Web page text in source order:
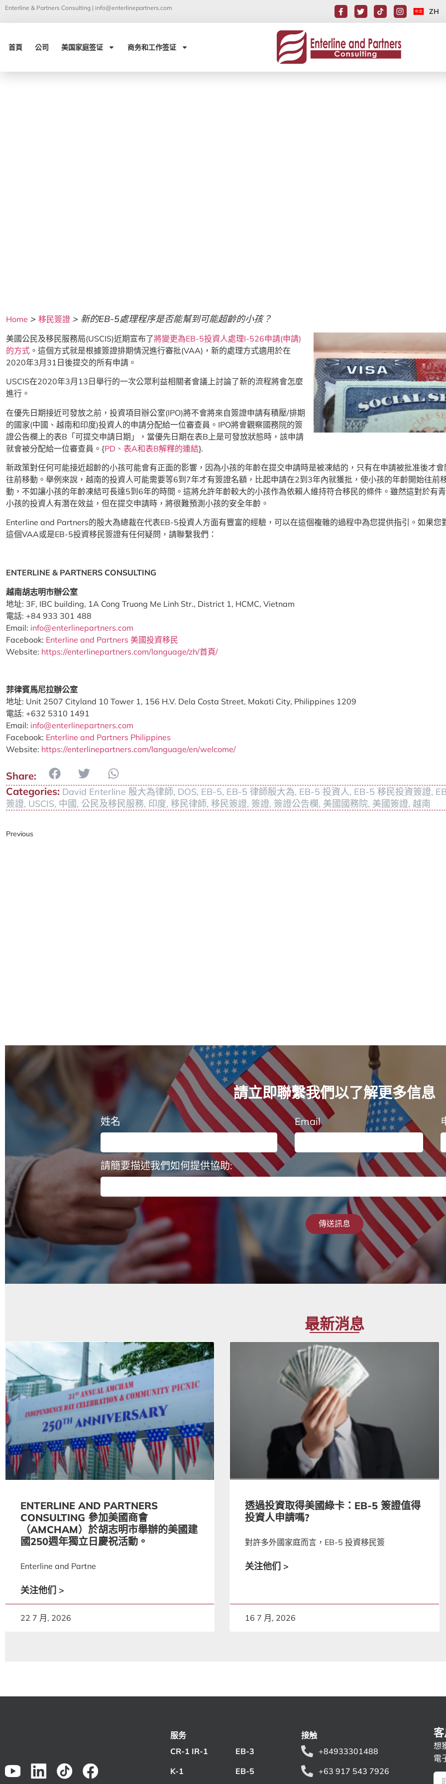
Enterline & Partners Consulting | info@enterlinepartners.com ZH
首頁 公司 美国家庭签证 商务和工作签证
Home > 移民簽證 > 新的EB-5處理程序是否能幫到可能超齡的小孩？
美國公民及移民服務局(USCIS)近期宣布了將變更為EB-5投資人處理I-526申請(申請)
的方式 。這個方式就是根據簽證排期情況進行審批(VAA)，新的處理方式適用於在
2020年3月31日後提交的所有申請。
USCIS在2020年3月13日舉行的一次公眾利益相關者會議上討論了新的流程將會怎麼
進行。
在優先日期接近可發放之前，投資項目辦公室(IPO)將不會將來自簽證申請有積壓/排期
的國家(中國、越南和印度)投資人的申請分配給一位審查員。IPO將會觀察國務院的簽
證公告欄上的表B「可提交申請日期」，當優先日期在表B上是可發放狀態時，該申請
就會被分配給一位審查員。{PD、表A和表B解釋的連結}.
新政策對任何可能接近超齡的小孩可能會有正面的影響，因為小孩的年齡在提交申請時是被凍結的，只有在申請被批准後才會
往前移動。舉例來說，越南的投資人可能需要等6到7年才有簽證名額，比起申請在2到3年內就獲批，使小孩的年齡開始往前
動，不如讓小孩的年齡凍結可長達5到6年的時間。這將允許年齡較大的小孩作為依賴人維持符合移民的條件。雖然這對於有
小孩的投資人有潛在效益，但在提交申請時，將很難預測小孩的安全年齡。
Enterline and Partners的殷大為總裁在代表EB-5投資人方面有豐富的經驗，可以在這個複雜的過程中為您提供指引。如果您
這個VAA或是EB-5投資移民簽證有任何疑問，請聯繫我們：
ENTERLINE & PARTNERS CONSULTING
越南胡志明市辦公室
地址: 3F, IBC building, 1A Cong Truong Me Linh Str., District 1, HCMC, Vietnam
電話: +84 933 301 488
Email: info@enterlinepartners.com
Facebook: Enterline and Partners 美國投資移民
Website: https://enterlinepartners.com/language/zh/首頁/
菲律賓馬尼拉辦公室
地址: Unit 2507 Cityland 10 Tower 1, 156 H.V. Dela Costa Street, Makati City, Philippines 1209
電話: +632 5310 1491
Email: info@enterlinepartners.com
Facebook: Enterline and Partners Philippines
Website: https://enterlinepartners.com/language/en/welcome/
Categories: David Enterline 殷大為律師, DOS, EB-5, EB-5 律師殷大為, EB-5 投資人, EB-5 移民投資簽證,
簽證, USCIS, 中國, 公民及移民服務, 印度, 移民律師, 移民簽證, 簽證, 簽證公告欄, 美國國務院, 美國簽證, 越南
Previous
請立即聯繫我們以了解更多信息
姓名 Email
請簡要描述我們如何提供協助:
傳送訊息
最新消息
ENTERLINE AND PARTNERS
CONSULTING 參加美國商會
（AMCHAM）於胡志明市舉辦的美國建
國250週年獨立日慶祝活動。
Enterline and Partne
关注他们 >
22 7 月, 2026
透過投資取得美國綠卡：EB-5 簽證值得
投資人申請嗎?
對許多外國家庭而言，EB-5 投資移民簽
关注他们 >
16 7 月, 2026
服务
CR-1 IR-1
K-1
EB-3
EB-5
接触
+84933301488
+63 917 543 7926
想
電